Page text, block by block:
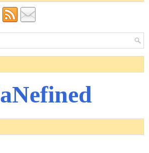
aNefined